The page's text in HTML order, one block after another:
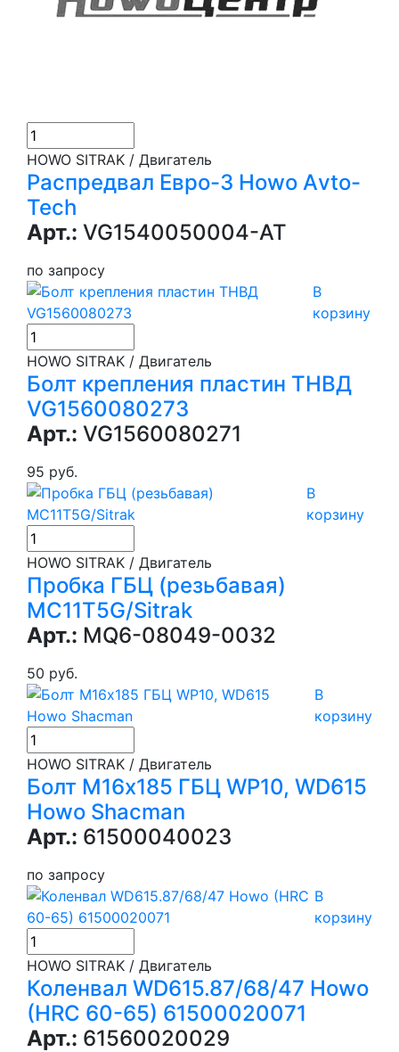
HOWO SITRAK / Двигатель
Распредвал Евро-3 Howo Аvto-
Tech
Арт.: VG1540050004-АТ
по запросу
В
корзину
HOWO SITRAK / Двигатель
Болт крепления пластин ТНВД
VG1560080273
Арт.: VG1560080271
95 руб.
В
корзину
HOWO SITRAK / Двигатель
Пробка ГБЦ (резьбавая)
МС11T5G/Sitrak
Арт.: MQ6-08049-0032
50 руб.
В
корзину
HOWO SITRAK / Двигатель
Болт М16х185 ГБЦ WP10, WD615
Howo Shacman
Арт.: 61500040023
по запросу
В
корзину
HOWO SITRAK / Двигатель
Коленвал WD615.87/68/47 Howo
(HRC 60-65) 61500020071
Арт.: 61560020029